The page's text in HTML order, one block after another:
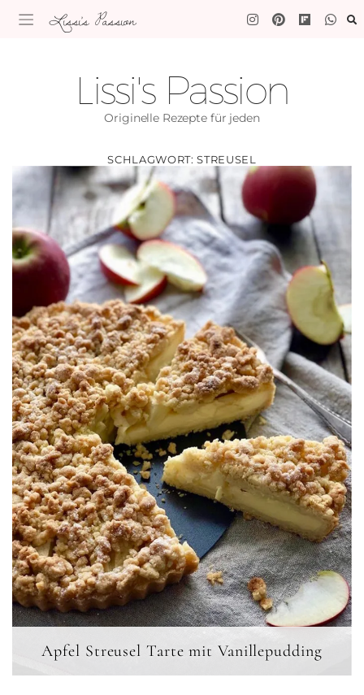
Lissi's Passion
Lissi's Passion
Originelle Rezepte für jeden
SCHLAGWORT:STREUSEL
Apfel Streusel Tarte mit Vanillepudding